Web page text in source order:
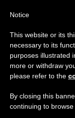
Aviso
Del 27 de
anual,
se generan
Notice
This website or its
necessary to its
purposes illustrated
more or withdraw
please refer to the
By closing this
continuing to